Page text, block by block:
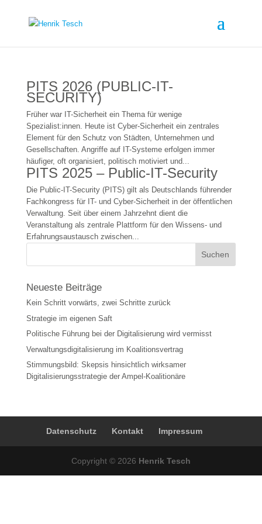
PITS 2026 (PUBLIC-IT-
SECURITY)
Früher war IT-Sicherheit ein Thema für wenige
Spezialist:innen. Heute ist Cyber-Sicherheit ein zentrales
Element für den Schutz von Städten, Unternehmen und
Gesellschaften. Angriffe auf IT-Systeme erfolgen immer
häufiger, oft organisiert, politisch motiviert und...
PITS 2025 – Public-IT-Security
Die Public-IT-Security (PITS) gilt als Deutschlands führender
Fachkongress für IT- und Cyber-Sicherheit in der öffentlichen
Verwaltung. Seit über einem Jahrzehnt dient die
Veranstaltung als zentrale Plattform für den Wissens- und
Erfahrungsaustausch zwischen...
Neueste Beiträge
Kein Schritt vorwärts, zwei Schritte zurück
Strategie im eigenen Saft
Politische Führung bei der Digitalisierung wird vermisst
Verwaltungsdigitalisierung im Koalitionsvertrag
Stimmungsbild: Skepsis hinsichtlich wirksamer
Digitalisierungsstrategie der Ampel-Koalitionäre
Datenschutz Kontakt Impressum
Copyright © 2026 Henrik Tesch